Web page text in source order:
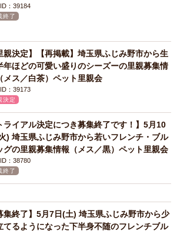
：39184
終了
親決定】【再掲載】埼玉県ふじみ野市から生
年ほどの可愛い盛りのシーズーの里親募集情
メス／白茶）ペット里親会
：39173
決定
ライアル決定につき募集終了です！】5月10
) 埼玉県ふじみ野市から若いフレンチ・ブル
グの里親募集情報（メス／黒）ペット里親会
：38780
終了
集終了】5月7日(土) 埼玉県ふじみ野市から少
てるようになった下半身不随のフレンチブル